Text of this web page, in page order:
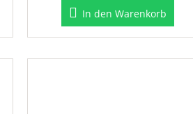
In den Warenkorb